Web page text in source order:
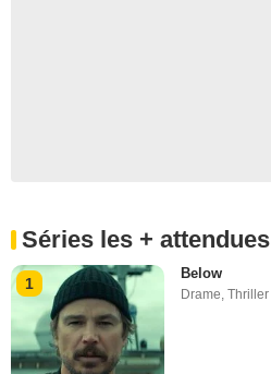
Séries les + attendues
1
Below
Drame,Thriller